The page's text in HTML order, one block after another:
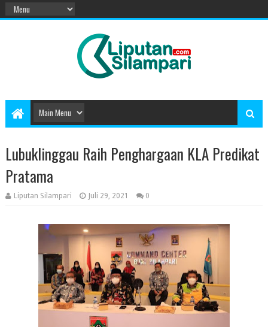
Lubuklinggau Raih Penghargaan KLA Predikat
Pratama
Liputan Silampari Juli 29, 2021 0